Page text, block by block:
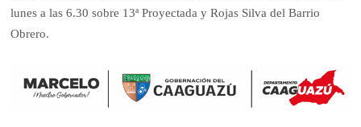
lunes a las 6.30 sobre 13ª Proyectada y Rojas Silva del Barrio
Obrero.